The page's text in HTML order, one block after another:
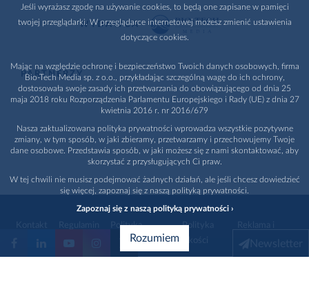
WYDAWCA
PARTNERZY
Polityka
prywatności
Polityka
promocja
Jeśli wyrażasz zgodę na używanie cookies, to będą one zapisane w pamięci
twojej przeglądarki. W przeglądarce internetowej możesz zmienić ustawienia
dotyczące cookies.
Mając na względzie ochronę i bezpieczeństwo Twoich danych osobowych, firma
Bio-Tech Media sp. z o.o., przykładając szczególną wagę do ich ochrony,
dostosowała swoje zasady ich przetwarzania do obowiązującego od dnia 25
maja 2018 roku Rozporządzenia Parlamentu Europejskiego i Rady (UE) z dnia 27
kwietnia 2016 r. nr 2016/679
Nasza zaktualizowana polityka prywatności wprowadza wszystkie pozytywne
zmiany, w tym sposób, w jaki zbieramy, przetwarzamy i przechowujemy Twoje
dane osobowe. Przedstawia sposób, w jaki możesz się z nami skontaktować, aby
skorzystać z przysługujących Ci praw.
W tej chwili nie musisz podejmować żadnych działań, ale jeśli chcesz dowiedzieć
się więcej, zapoznaj się z naszą polityką prywatności.
Zapoznaj się z naszą polityką prywatności ›
Rozumiem Newsletter